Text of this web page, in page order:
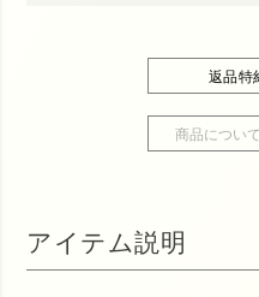
返品特
商品につい
アイテム説明